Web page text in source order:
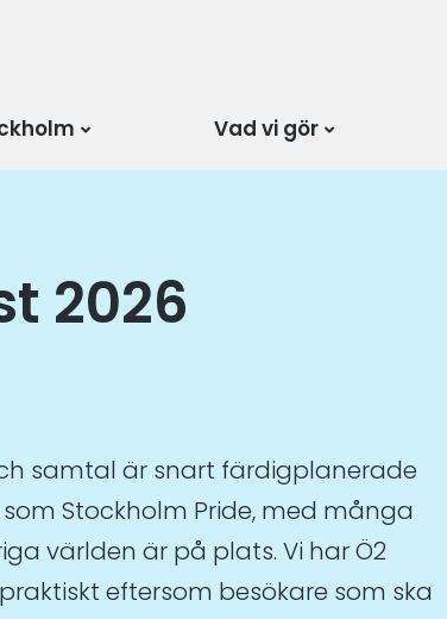
Vad vi gör
2026
samtal är snart färdigplanerade
Stockholm Pride, med många
världen är på plats. Vi har Ö2
eftersom besökare som ska